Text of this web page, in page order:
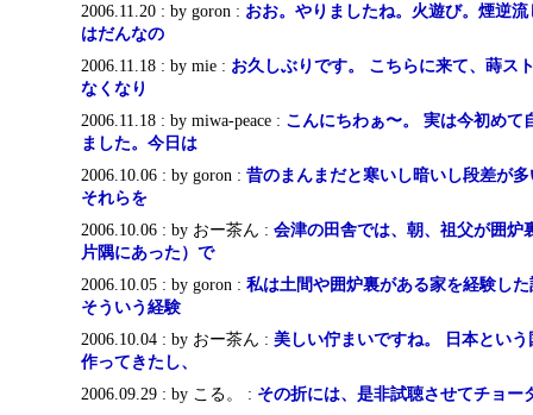
2006.11.20 : by goron : おお。やりましたね。火遊び。煙逆
はだんなの
2006.11.18 : by mie : お久しぶりです。 こちらに来て、蒔ス
なくなり
2006.11.18 : by miwa-peace : こんにちわぁ〜。 実は今初めて
ました。今日は
2006.10.06 : by goron : 昔のまんまだと寒いし暗いし段差が
それらを
2006.10.06 : by おー茶ん : 会津の田舎では、朝、祖父が囲炉
片隅にあった）で
2006.10.05 : by goron : 私は土間や囲炉裏がある家を経験し
そういう経験
2006.10.04 : by おー茶ん : 美しい佇まいですね。 日本とい
作ってきたし、
2006.09.29 : by こる。 : その折には、是非試聴させてチョー